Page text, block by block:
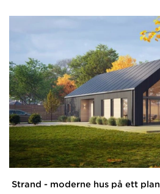
Strand - moderne hus på ett plan